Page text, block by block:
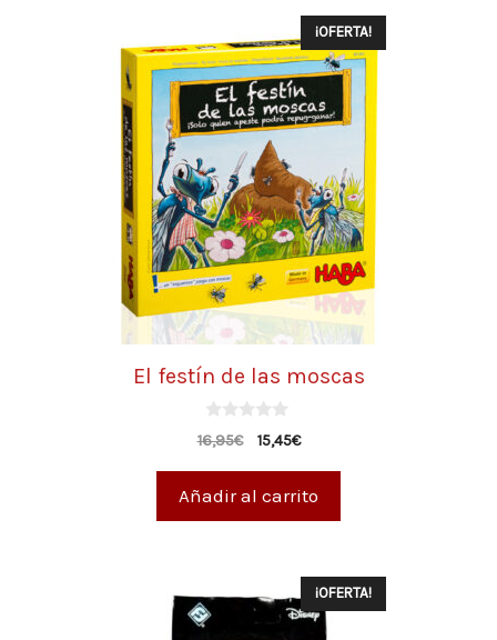
¡OFERTA!
El festín de las moscas
0
d
16,95€ 15,45€
Añadir al carrito
¡OFERTA!